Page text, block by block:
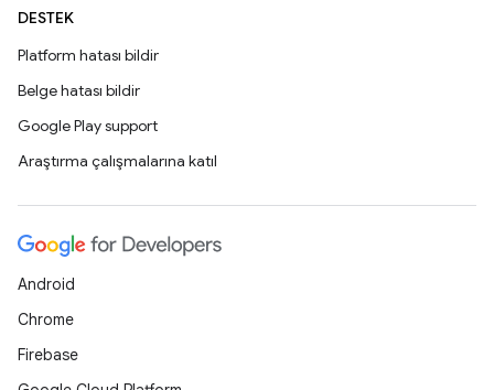
DESTEK
Platform hatası bildir
Belge hatası bildir
Google Play support
Araştırma çalışmalarına katıl
Android
Chrome
Firebase